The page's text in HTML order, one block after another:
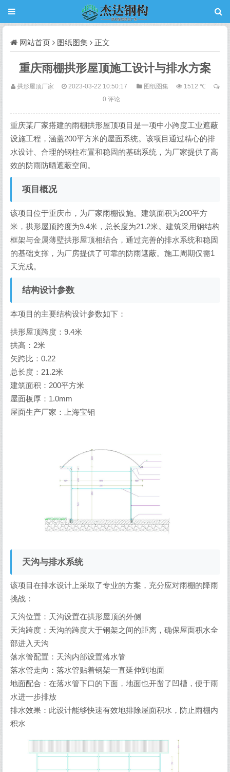
网站首页 图纸图集 正文
重庆雨棚拱形屋顶施工设计与排水方案
拱形屋顶厂家 2023-03-22 10:50:17 图纸图集
1512 ℃
0 评论
重庆某厂家搭建的雨棚拱形屋顶项目是一项中小跨度工业遮蔽
设施工程，涵盖200平方米的屋面系统。该项目通过精心的排
水设计、合理的钢柱布置和稳固的基础系统，为厂家提供了高
效的防雨防晒遮蔽空间。
项目概况
该项目位于重庆市，为厂家雨棚设施。建筑面积为200平方
米，拱形屋顶跨度为9.4米，总长度为21.2米。建筑采用钢结构
框架与金属薄壁拱形屋顶相结合，通过完善的排水系统和稳固
的基础支撑，为厂房提供了可靠的防雨遮蔽。施工周期仅需1
天完成。
结构设计参数
本项目的主要结构设计参数如下：
拱形屋顶跨度：9.4米
拱高：2米
矢跨比：0.22
总长度：21.2米
建筑面积：200平方米
屋面板厚：1.0mm
屋面生产厂家：上海宝钼
天沟与排水系统
该项目在排水设计上采取了专业的方案，充分应对雨棚的降雨
挑战：
天沟位置：天沟设置在拱形屋顶的外侧
天沟跨度：天沟的跨度大于钢架之间的距离，确保屋面积水全
部进入天沟
落水管配置：天沟内部设置落水管
落水管走向：落水管贴着钢架一直延伸到地面
地面配合：在落水管下口的下面，地面也开凿了凹槽，便于雨
水进一步排放
排水效果：此设计能够快速有效地排除屋面积水，防止雨棚内
积水